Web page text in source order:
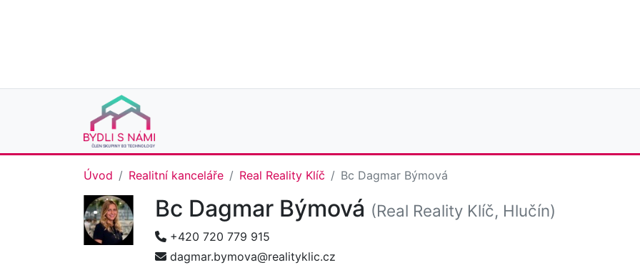
Úvod Realitní kanceláře Real Reality Klíč Bc Dagmar Býmová
Bc Dagmar Býmová (Real Reality Klíč, Hlučín)
+420 720 779 915
dagmar.bymova@realityklic.cz